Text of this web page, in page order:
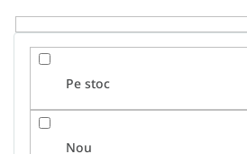
u
s
Pe stoc
Nou